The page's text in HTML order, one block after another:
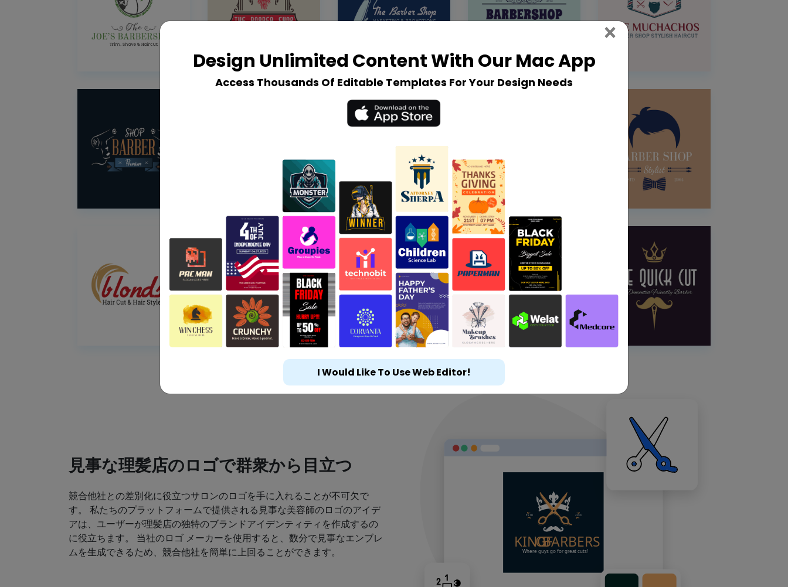
見事な理髪店のロゴで群衆から目立つ
競合他社との差別化に役立つサロンのロゴを手に入れることが不可欠で
す。 私たちのプラットフォームで提供される見事な美容師のロゴのアイデ
アは、ユーザーが理髪店の独特のブランドアイデンティティを作成するの
に役立ちます。 当社のロゴ メーカーを使用すると、数分で見事なエンブレ
ムを生成できるため、競合他社を簡単に上回ることができます。
Design Unlimited Content With Our Mac App
Access Thousands Of Editable Templates For Your Design Needs
× Close
I Would Like To Use Web Editor!